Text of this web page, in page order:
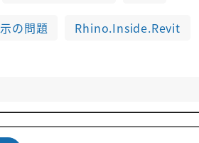
の問題 Rhino.Inside.Revit